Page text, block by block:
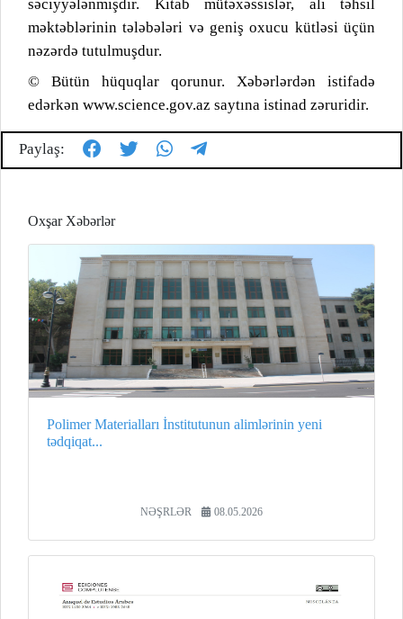
səciyyələnmişdir. Kitab mütəxəssislər, ali təhsil
məktəblərinin tələbələri və geniş oxucu kütləsi üçün
nəzərdə tutulmuşdur.
© Bütün hüquqlar qorunur. Xəbərlərdən istifadə
edərkən www.science.gov.az saytına istinad zəruridir.
Paylaş:
Oxşar Xəbərlər
Polimer Materialları İnstitutunun alimlərinin yeni
tədqiqat...
NƏŞRLƏR 08.05.2026